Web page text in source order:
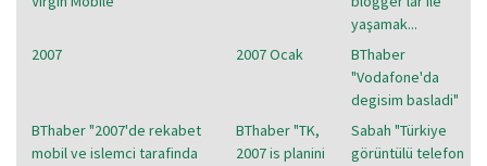
yaşamak...
2007
2007 Ocak
BThaber
"Vodafone'da
degisim basladi"
BThaber "2007'de rekabet
mobil ve islemci tarafinda
BThaber "TK,
2007 is planini
Sabah "Türkiye
görüntülü telefon